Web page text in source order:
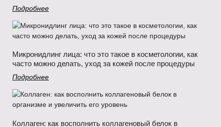
Подробнее
Микронидлинг лица: что это такое в косметологии, как
часто можно делать, уход за кожей после процедуры
Подробнее
Коллаген: как восполнить коллагеновый белок в